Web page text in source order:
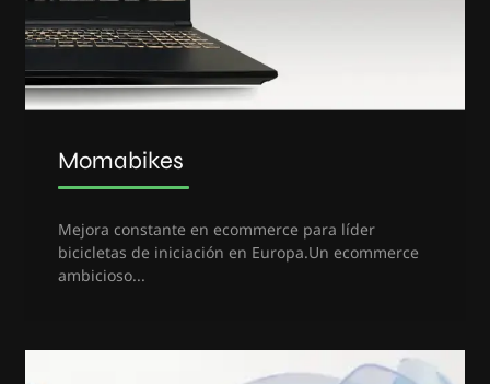
Momabikes
Mejora constante en ecommerce para líder
bicicletas de iniciación en Europa.Un ecommerce
ambicioso...